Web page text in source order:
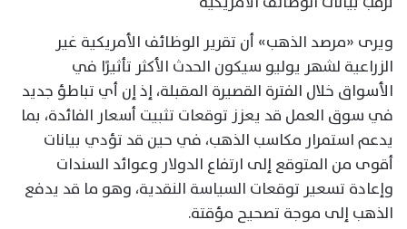
ويرى «مرصد الذهب» أن تقرير الوظائف الأمريكية غير
الزراعية لشهر يوليو سيكون الحدث الأكثر تأثيرًا في
الأسواق خلال الفترة القصيرة المقبلة، إذ إن أي تباطؤ جديد
في سوق العمل قد يعزز توقعات تثبيت أسعار الفائدة، بما
يدعم استمرار مكاسب الذهب، في حين قد تؤدي بيانات
أقوى من المتوقع إلى ارتفاع الدولار وعوائد السندات
وإعادة تسعير توقعات السياسة النقدية، وهو ما قد يدفع
الذهب إلى موجة تصحيح مؤقتة.